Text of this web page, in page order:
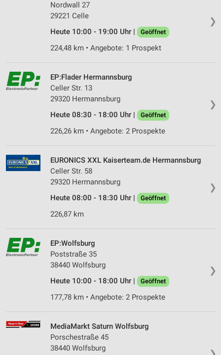
❯
Nordwall 27
29221 Celle
Heute 10:00 - 19:00 Uhr |
Geöffnet
224,48 km • Angebote: 1 Prospekt
❯
EP:Flader Hermannsburg
Celler Str. 13
29320 Hermannsburg
Heute 08:30 - 18:00 Uhr |
Geöffnet
226,26 km • Angebote: 2 Prospekte
❯
EURONICS XXL Kaiserteam.de Hermannsburg
Celler Str. 58
29320 Hermannsburg
Heute 08:00 - 18:30 Uhr |
Geöffnet
226,87 km
❯
EP:Wolfsburg
Poststraße 35
38440 Wolfsburg
Heute 10:00 - 18:00 Uhr |
Geöffnet
177,78 km • Angebote: 2 Prospekte
MediaMarkt Saturn Wolfsburg
Porschestraße 45
38440 Wolfsburg